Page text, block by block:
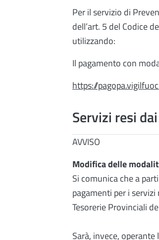
Per il servizio di
dell’art. 5 del Codice
utilizzando:
Il pagamento con
https://
Servizi resi
AVVISO
Modifica delle
Si comunica che a
pagamenti per i
Tesorerie Provinciali
Sarà, invece,